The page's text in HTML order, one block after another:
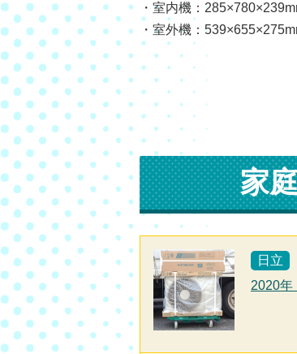
・室内機：
・室外機：
家
日立
2020年